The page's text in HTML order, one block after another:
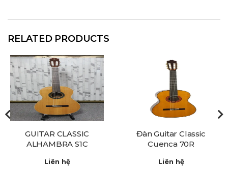
RELATED PRODUCTS
GUITAR CLASSIC
ALHAMBRA S1C
Liên hệ
Đàn Guitar Classic
Cuenca 70R
Liên hệ